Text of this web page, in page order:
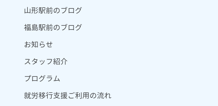
山形駅前のブログ
福島駅前のブログ
お知らせ
スタッフ紹介
プログラム
就労移行支援ご利用の流れ